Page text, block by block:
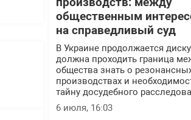
общественным
на справедливый суд
В Украине продолжается
должна проходить граница
общества знать о
производствах и
тайну досудебного
6 июля, 16:03